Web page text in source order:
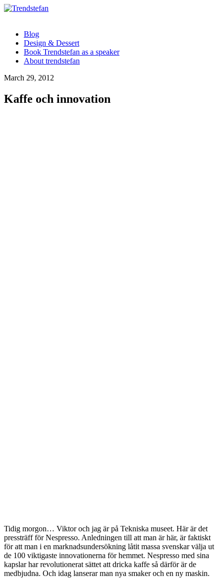
Blog
Design & Dessert
Book Trendstefan as a speaker
About trendstefan
March 29, 2012
Kaffe och innovation
Tidig morgon… Viktor och jag är på Tekniska museet. Här är det
pressträff för Nespresso. Anledningen till att man är här, är faktiskt
för att man i en marknadsundersökning låtit massa svenskar välja ut
de 100 viktigaste innovationerna för hemmet. Nespresso med sina
kapslar har revolutionerat sättet att dricka kaffe så därför är de
medbjudna. Och idag lanserar man nya smaker och en ny maskin.